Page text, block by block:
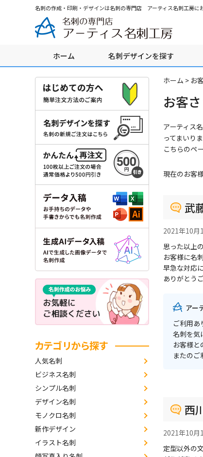
ビ
ゲ
名刺の作成・印刷・デザインは名刺の専門店 アーティス名刺工房に
ホーム 名刺デザインを探す
ホーム > お
お客
アーティス
ってまいり
こちらのペ
現在のお客
武
2021年10月
思った以上
お客様に名
早急な対応
ありがとう
アー
ご利用あ
名刺を気
お客様と
またのご
西
2021年10月
定型以外の
カテゴリから探す
人気名刺
ビジネス名刺
シンプル名刺
デザイン名刺
モノクロ名刺
新作デザイン
イラスト名刺